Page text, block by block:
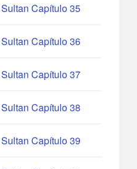
Capítulo 35
Capítulo 36
Capítulo 37
Capítulo 38
Capítulo 39